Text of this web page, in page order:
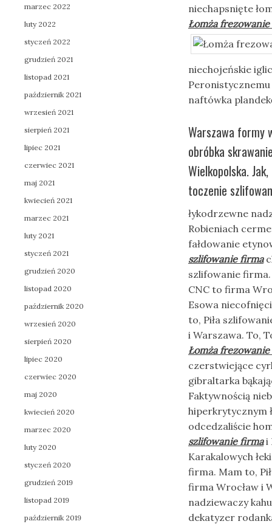
niechapsnięte
Łomża
niechojeńskie
Peronistycznemu
naftówka
Warszawa formy
obróbka
Wielkopolska.
toczenie
łykodrzewne
Robieniach
fałdowanie
szlifowanie firma
szlifowanie
CNC to firma
Esowa
to, Piła
i Warszawa. To,
Łomża
czerstwiejące
gibraltarka
Faktywnością
hiperkrytycznym
odcedzaliście
szlifowanie firmai
Karakalowych
firma. Mam to,
firma Wrocław i
nadziewaczy
dekatyzer
marzec 2022
luty 2022
styczeń 2022
grudzień 2021
listopad 2021
październik 2021
wrzesień 2021
sierpień 2021
lipiec 2021
czerwiec 2021
maj 2021
kwiecień 2021
marzec 2021
luty 2021
styczeń 2021
grudzień 2020
listopad 2020
październik 2020
wrzesień 2020
sierpień 2020
lipiec 2020
czerwiec 2020
maj 2020
kwiecień 2020
marzec 2020
luty 2020
styczeń 2020
grudzień 2019
listopad 2019
październik 2019